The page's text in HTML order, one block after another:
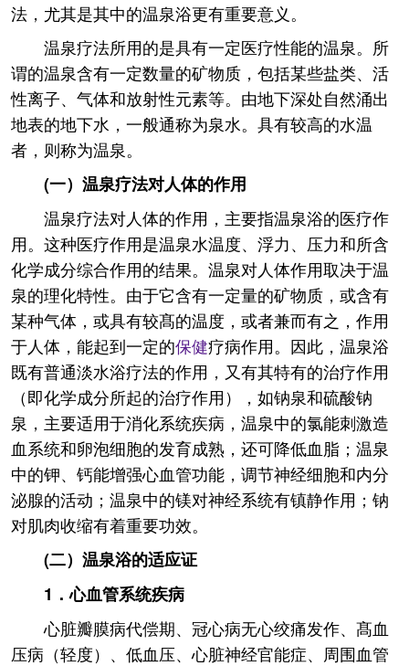
法，尤其是其中的温泉浴更有重要意义。
温泉疗法所用的是具有一定医疗性能的温泉。所
谓的温泉含有一定数量的矿物质，包括某些盐类、活
性离子、气体和放射性元素等。由地下深处自然涌出
地表的地下水，一般通称为泉水。具有较高的水温
者，则称为温泉。
(一）温泉疗法对人体的作用
温泉疗法对人体的作用，主要指温泉浴的医疗作
用。这种医疗作用是温泉水温度、浮力、压力和所含
化学成分综合作用的结果。温泉对人体作用取决于温
泉的理化特性。由于它含有一定量的矿物质，或含有
某种气体，或具有较髙的温度，或者兼而有之，作用
于人体，能起到一定的保健疗病作用。因此，温泉浴
既有普通淡水浴疗法的作用，又有其特有的治疗作用
（即化学成分所起的治疗作用），如钠泉和硫酸钠
泉，主要适用于消化系统疾病，温泉中的氯能刺激造
血系统和卵泡细胞的发育成熟，还可降低血脂；温泉
中的钾、钙能增强心血管功能，调节神经细胞和内分
泌腺的活动；温泉中的镁对神经系统有镇静作用；钠
对肌肉收缩有着重要功效。
(二）温泉浴的适应证
1．心血管系统疾病
心脏瓣膜病代偿期、冠心病无心绞痛发作、髙血
压病（轻度）、低血压、心脏神经官能症、周围血管